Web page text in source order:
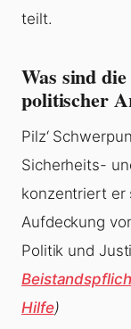
teilt.
Was sind
politischer
Pilz‘
Sicherheits-
konzentriert er
Aufdeckung
Politik und
Hilfe)